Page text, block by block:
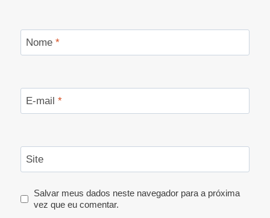
Nome *
E-mail *
Site
Salvar meus dados neste navegador para a próxima
vez que eu comentar.